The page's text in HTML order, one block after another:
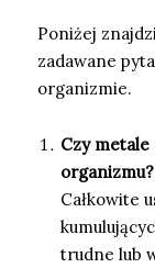
Poniżej
zadawane
organizmie.
Czy metale
organizmu?
Całkowite
trudne lub